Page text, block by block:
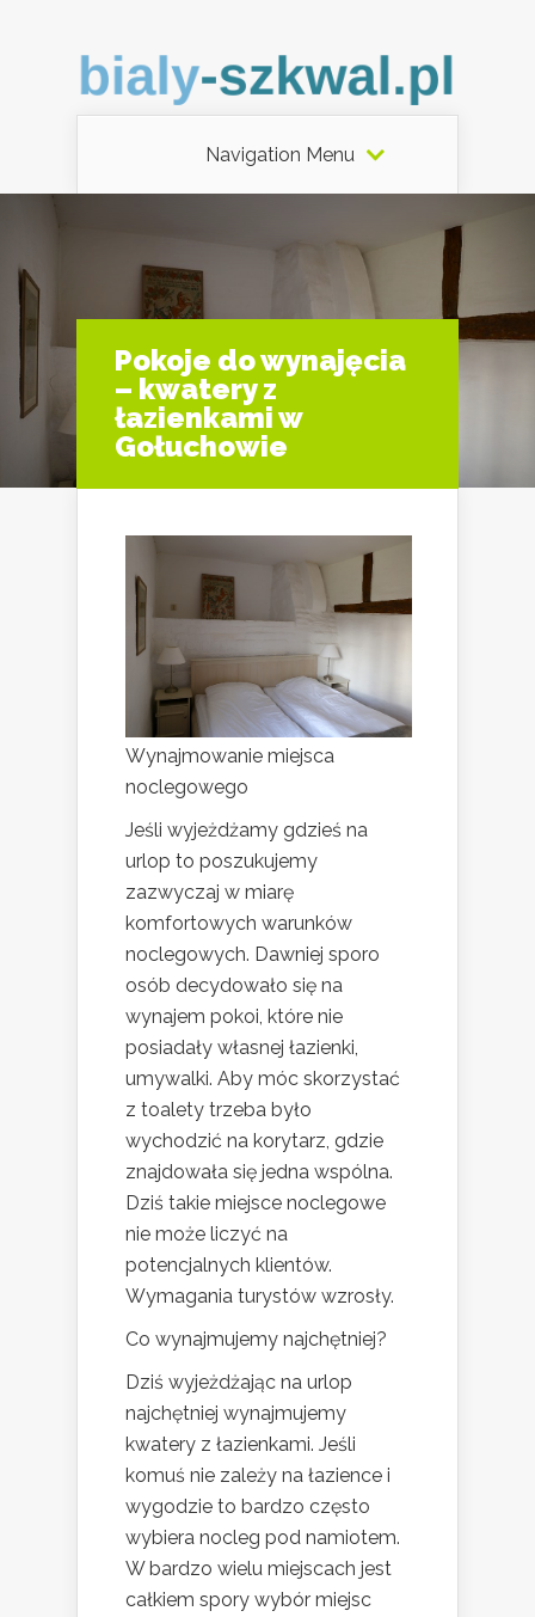
Navigation Menu
Pokoje do wynajęcia
– kwatery z
łazienkami w
Gołuchowie
Wynajmowanie miejsca
noclegowego
Jeśli wyjeżdżamy gdzieś na
urlop to poszukujemy
zazwyczaj w miarę
komfortowych warunków
noclegowych. Dawniej sporo
osób decydowało się na
wynajem pokoi, które nie
posiadały własnej łazienki,
umywalki. Aby móc skorzystać
z toalety trzeba było
wychodzić na korytarz, gdzie
znajdowała się jedna wspólna.
Dziś takie miejsce noclegowe
nie może liczyć na
potencjalnych klientów.
Wymagania turystów wzrosły.
Co wynajmujemy najchętniej?
Dziś wyjeżdżając na urlop
najchętniej wynajmujemy
kwatery z łazienkami. Jeśli
komuś nie zależy na łazience i
wygodzie to bardzo często
wybiera nocleg pod namiotem.
W bardzo wielu miejscach jest
całkiem spory wybór miejsc